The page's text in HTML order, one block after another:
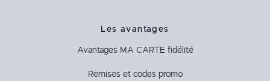
Les avantages
Avantages MA CARTE fidélité
Remises et codes promo